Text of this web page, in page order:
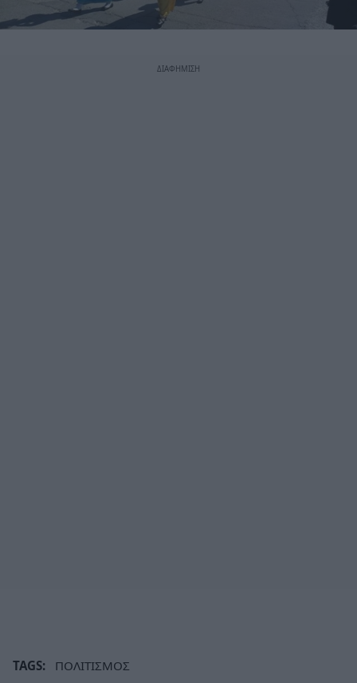
TAGS: ΠΟΛΙΤΙΣΜΟΣ